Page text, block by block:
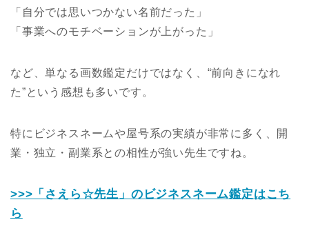
「自分では思いつかない名前だった」
「事業へのモチベーションが上がった」
など、単なる画数鑑定だけではなく、“前向きになれ
た”という感想も多いです。
特にビジネスネームや屋号系の実績が非常に多く、開
業・独立・副業系との相性が強い先生ですね。
>>>「さえら☆先生」のビジネスネーム鑑定はこち
ら